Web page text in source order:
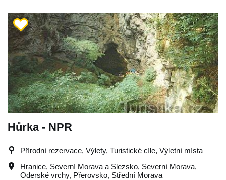
Hůrka - NPR
Přírodní rezervace, Výlety, Turistické cíle, Výletní místa
Hranice, Severní Morava a Slezsko, Severní Morava,
Oderské vrchy, Přerovsko, Střední Morava